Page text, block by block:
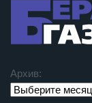
Архив: